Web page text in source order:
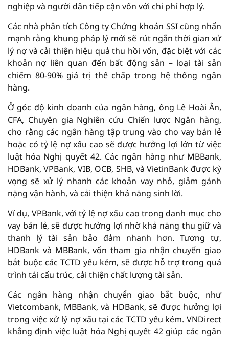
nghiệp và người dân tiếp cận vốn với chi phí hợp lý.
Các nhà phân tích Công ty Chứng khoán SSI cũng nhấn
mạnh rằng khung pháp lý mới sẽ rút ngắn thời gian xử
lý nợ và cải thiện hiệu quả thu hồi vốn, đặc biệt với các
khoản nợ liên quan đến bất động sản – loại tài sản
chiếm 80-90% giá trị thế chấp trong hệ thống ngân
hàng.
Ở góc độ kinh doanh của ngân hàng, ông Lê Hoài Ân,
CFA, Chuyên gia Nghiên cứu Chiến lược Ngân hàng,
cho rằng các ngân hàng tập trung vào cho vay bán lẻ
hoặc có tỷ lệ nợ xấu cao sẽ được hưởng lợi lớn từ việc
luật hóa Nghị quyết 42. Các ngân hàng như MBBank,
HDBank, VPBank, VIB, OCB, SHB, và VietinBank được kỳ
vọng sẽ xử lý nhanh các khoản vay nhỏ, giảm gánh
nặng vận hành, và cải thiện khả năng sinh lời.
Ví dụ, VPBank, với tỷ lệ nợ xấu cao trong danh mục cho
vay bán lẻ, sẽ được hưởng lợi nhờ khả năng thu giữ và
thanh lý tài sản bảo đảm nhanh hơn. Tương tự,
HDBank và MBBank, vốn tham gia nhận chuyển giao
bắt buộc các TCTD yếu kém, sẽ được hỗ trợ trong quá
trình tái cấu trúc, cải thiện chất lượng tài sản.
Các ngân hàng nhận chuyển giao bắt buộc, như
Vietcombank, MBBank, và HDBank, sẽ được hưởng lợi
trong việc xử lý nợ xấu tại các TCTD yếu kém. VNDirect
khẳng định việc luật hóa Nghị quyết 42 giúp các ngân